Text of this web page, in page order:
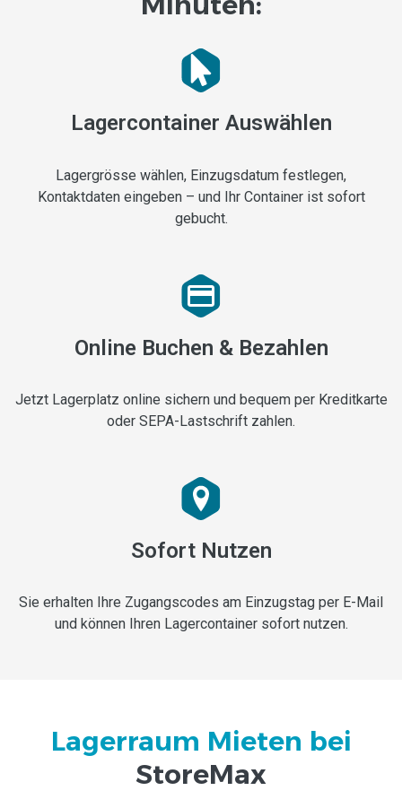
Lagercontainer Auswählen
Lagergrösse wählen, Einzugsdatum festlegen,
Kontaktdaten eingeben – und Ihr Container ist sofort
gebucht.
Online Buchen & Bezahlen
Jetzt Lagerplatz online sichern und bequem per Kreditkarte
oder SEPA-Lastschrift zahlen.
Sofort Nutzen
Sie erhalten Ihre Zugangscodes am Einzugstag per E-Mail
und können Ihren Lagercontainer sofort nutzen.
Lagerraum Mieten bei
StoreMax